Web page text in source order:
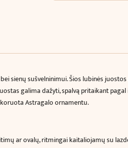
sienų sušvelninimui. Šios lubinės
galima dažyti, spalvą pritaikant
Astragalo ornamentu.
ar ovalų, ritmingai kaitaliojamų su